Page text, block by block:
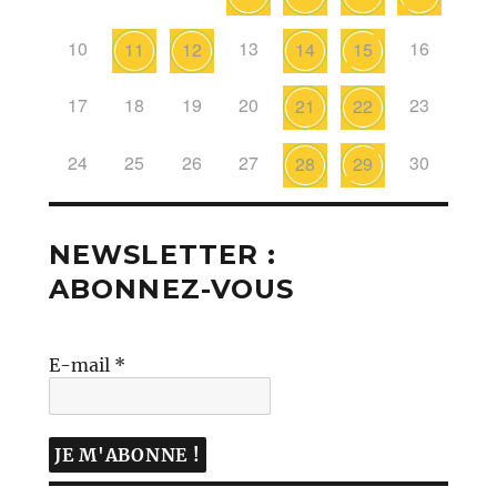
10 11 12 13 14 15 16
17 18 19 20 21 22 23
24 25 26 27 28 29 30
NEWSLETTER :
ABONNEZ-VOUS
E-mail *